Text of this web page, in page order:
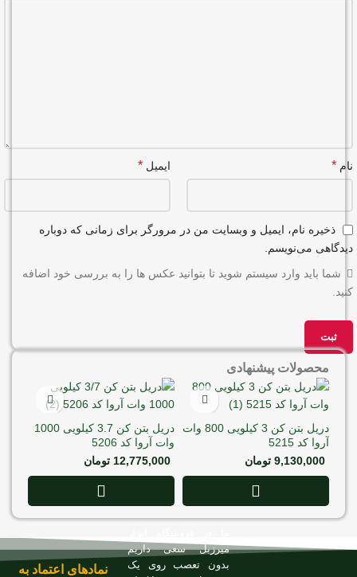
نام * ایمیل *
ذخیره نام، ایمیل و وبسایت من در مرورگر برای زمانی که دوباره
دیدگاهی می‌نویسم.
شما باید وارد سیستم شوید تا بتوانید عکس ها را به بررسی خود اضافه
کنید.
محصولات پیشنهادی
دریل بتن کن 3 کیلویی 800 وات
آروا کد 5215
9,130,000 تومان
دریل بتن کن 3.7 کیلویی 1000
وات آروا کد 5206
12,775,000 تومان
میرزبل سعی داریم
بدون تعصب روی یک
نمادهای اعتماد به